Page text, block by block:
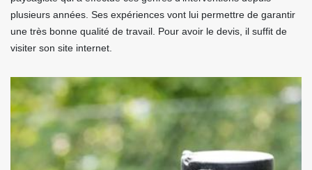
plusieurs années. Ses expériences vont lui permettre de garantir
une très bonne qualité de travail. Pour avoir le devis, il suffit de
visiter son site internet.